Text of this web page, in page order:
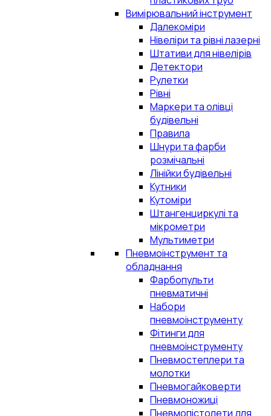
Вимірювальний інструмент
Далекоміри
Нівеліри та рівні лазерні
Штативи для нівелірів
Детектори
Рулетки
Рівні
Маркери та олівці
будівельні
Правила
Шнури та фарби
розмічальні
Лінійки будівельні
Кутники
Кутоміри
Штангенциркулі та
мікрометри
Мультиметри
Пневмоінструмент та
обладнання
Фарбопульти
пневматичні
Набори
пневмоінструменту
Фітинги для
пневмоінструменту
Пневмостеплери та
молотки
Пневмогайковерти
Пневмоножиці
Пневмопістолети для